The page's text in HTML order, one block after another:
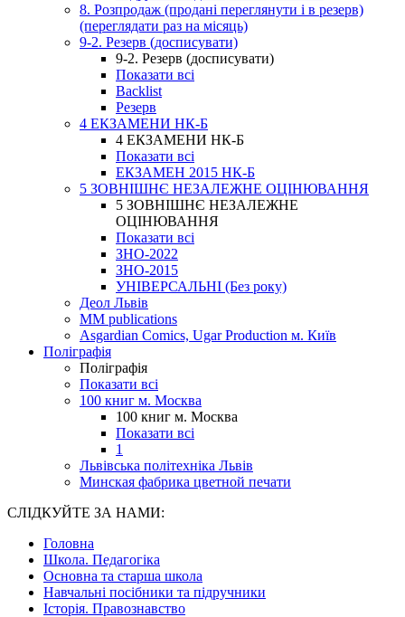
8. Розпродаж (продані переглянути і в резерв)
(переглядати раз на місяць)
9-2. Резерв (досписувати)
9-2. Резерв (досписувати)
Показати всі
Backlist
Резерв
4 ЕКЗАМЕНИ НК-Б
4 ЕКЗАМЕНИ НК-Б
Показати всі
ЕКЗАМЕН 2015 НК-Б
5 ЗОВНІШНЄ НЕЗАЛЕЖНЕ ОЦІНЮВАННЯ
5 ЗОВНІШНЄ НЕЗАЛЕЖНЕ
ОЦІНЮВАННЯ
Показати всі
ЗНО-2022
ЗНО-2015
УНІВЕРСАЛЬНІ (Без року)
Деол Львів
MM publications
Asgardian Comics, Ugar Production м. Київ
Поліграфія
Поліграфія
Показати всі
100 книг м. Москва
100 книг м. Москва
Показати всі
1
Львівська політехніка Львів
Минская фабрика цветной печати
СЛІДКУЙТЕ ЗА НАМИ:
Головна
Школа. Педагогіка
Основна та старша школа
Навчальні посібники та підручники
Історія. Правознавство